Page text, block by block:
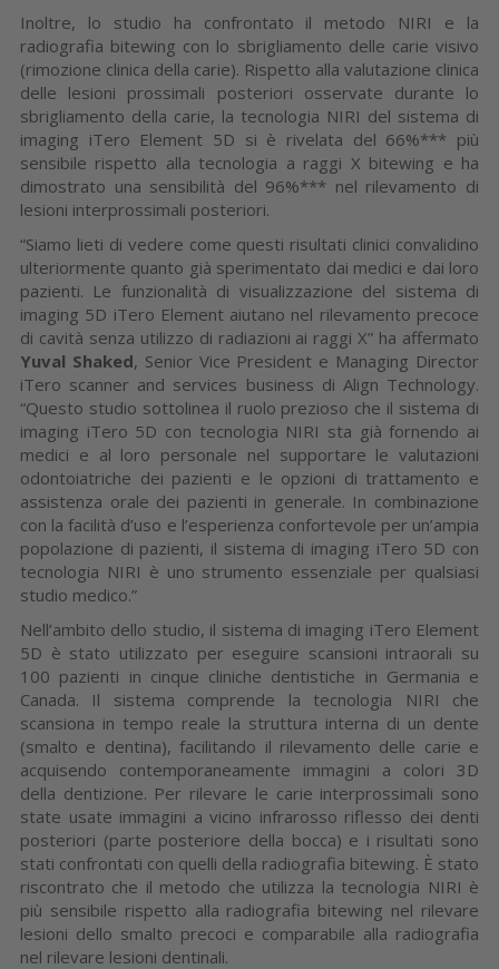
Inoltre, lo studio ha confrontato il metodo NIRI e la
radiografia bitewing con lo sbrigliamento delle carie visivo
(rimozione clinica della carie). Rispetto alla valutazione clinica
delle lesioni prossimali posteriori osservate durante lo
sbrigliamento della carie, la tecnologia NIRI del sistema di
imaging iTero Element 5D si è rivelata del 66%*** più
sensibile rispetto alla tecnologia a raggi X bitewing e ha
dimostrato una sensibilità del 96%*** nel rilevamento di
lesioni interprossimali posteriori.
“Siamo lieti di vedere come questi risultati clinici convalidino
ulteriormente quanto già sperimentato dai medici e dai loro
pazienti. Le funzionalità di visualizzazione del sistema di
imaging 5D iTero Element aiutano nel rilevamento precoce
di cavità senza utilizzo di radiazioni ai raggi X” ha affermato
Yuval Shaked, Senior Vice President e Managing Director
iTero scanner and services business di Align Technology.
“Questo studio sottolinea il ruolo prezioso che il sistema di
imaging iTero 5D con tecnologia NIRI sta già fornendo ai
medici e al loro personale nel supportare le valutazioni
odontoiatriche dei pazienti e le opzioni di trattamento e
assistenza orale dei pazienti in generale. In combinazione
con la facilità d’uso e l’esperienza confortevole per un’ampia
popolazione di pazienti, il sistema di imaging iTero 5D con
tecnologia NIRI è uno strumento essenziale per qualsiasi
studio medico.”
Nell’ambito dello studio, il sistema di imaging iTero Element
5D è stato utilizzato per eseguire scansioni intraorali su
100 pazienti in cinque cliniche dentistiche in Germania e
Canada. Il sistema comprende la tecnologia NIRI che
scansiona in tempo reale la struttura interna di un dente
(smalto e dentina), facilitando il rilevamento delle carie e
acquisendo contemporaneamente immagini a colori 3D
della dentizione. Per rilevare le carie interprossimali sono
state usate immagini a vicino infrarosso riflesso dei denti
posteriori (parte posteriore della bocca) e i risultati sono
stati confrontati con quelli della radiografia bitewing. È stato
riscontrato che il metodo che utilizza la tecnologia NIRI è
più sensibile rispetto alla radiografia bitewing nel rilevare
lesioni dello smalto precoci e comparabile alla radiografia
nel rilevare lesioni dentinali.